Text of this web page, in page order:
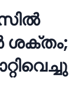
ശക്തം;